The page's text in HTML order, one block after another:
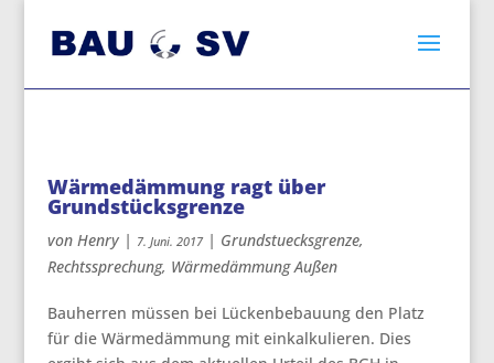
Wärmedämmung ragt über
Grundstücksgrenze
von Henry| 7. Juni. 2017| Grundstuecksgrenze,
Rechtssprechung, Wärmedämmung Außen
Bauherren müssen bei Lückenbebauung den Platz
für die Wärmedämmung mit einkalkulieren. Dies